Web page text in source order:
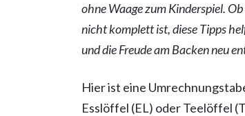
ohne Waage zum Kinderspiel.
nicht komplett ist, diese Tipps
und die Freude am Backen neu
Hier ist eine
Esslöffel (EL) oder Teelöffel